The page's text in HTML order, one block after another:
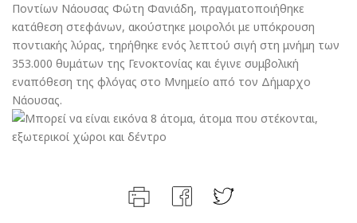
Ποντίων Νάουσας Φώτη Φανιάδη, πραγματοποιήθηκε
κατάθεση στεφάνων, ακούστηκε μοιρολόι με υπόκρουση
ποντιακής λύρας, τηρήθηκε ενός λεπτού σιγή στη μνήμη των
353.000 θυμάτων της Γενοκτονίας και έγινε συμβολική
εναπόθεση της φλόγας στο Μνημείο από τον Δήμαρχο
Νάουσας.